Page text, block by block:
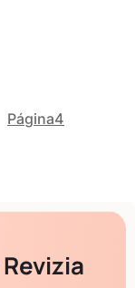
Página4